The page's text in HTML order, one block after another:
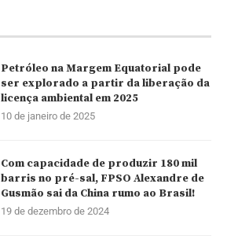
Petróleo na Margem Equatorial pode
ser explorado a partir da liberação da
licença ambiental em 2025
10 de janeiro de 2025
Com capacidade de produzir 180 mil
barris no pré-sal, FPSO Alexandre de
Gusmão sai da China rumo ao Brasil!
19 de dezembro de 2024